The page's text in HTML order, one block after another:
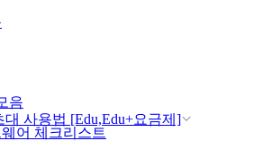
사용법 [Edu,Edu+요금제]
음
어 체크리스트